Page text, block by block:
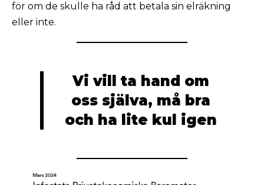
för om de skulle ha råd att betala sin elräkning
eller inte.
Vi vill ta hand om
oss själva, må bra
och ha lite kul igen